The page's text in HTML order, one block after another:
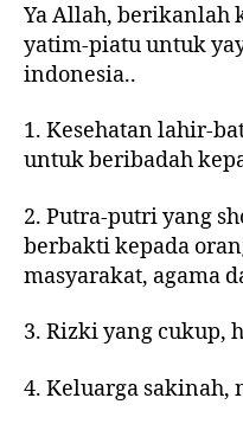
Ya Allah, berikanlah
yatim-piatu untuk
indonesia..
1. Kesehatan lahir-
untuk beribadah
2. Putra-putri yang
berbakti kepada
masyarakat, agama
3. Rizki yang cukup,
4. Keluarga sakinah,